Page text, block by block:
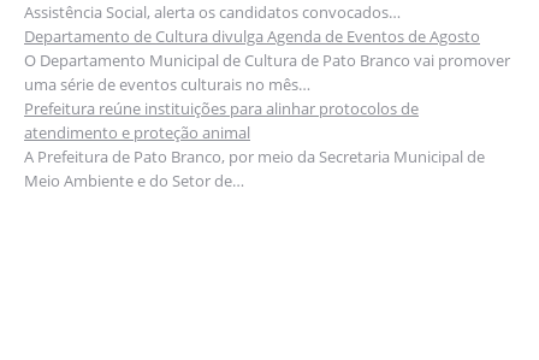
Assistência Social, alerta os candidatos convocados…
Departamento de Cultura divulga Agenda de Eventos de Agosto
O Departamento Municipal de Cultura de Pato Branco vai promover
uma série de eventos culturais no mês…
Prefeitura reúne instituições para alinhar protocolos de
atendimento e proteção animal
A Prefeitura de Pato Branco, por meio da Secretaria Municipal de
Meio Ambiente e do Setor de…